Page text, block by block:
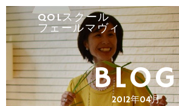
QOLスクール
フェールマヴィ
BLOG
2012年04月